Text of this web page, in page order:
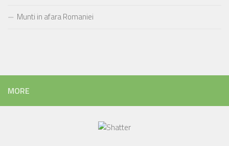
Munti in afara Romaniei
MORE